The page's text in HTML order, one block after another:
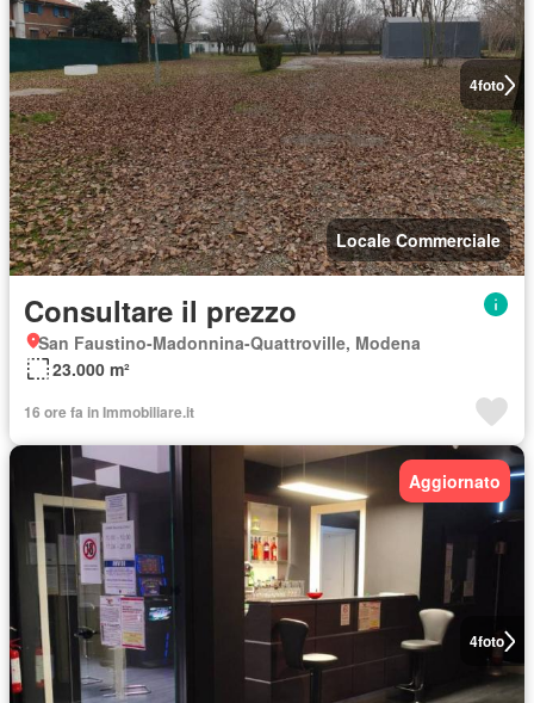
4foto
Locale Commerciale
Consultare il prezzo
San Faustino-Madonnina-Quattroville, Modena
23.000 m²
16 ore fa in Immobiliare.it
4foto
Aggiornato